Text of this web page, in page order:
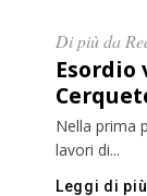
Di più da
Nella prima
lavori di...
Leggi di più